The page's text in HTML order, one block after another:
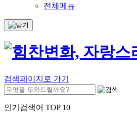
전체메뉴
검색페이지로 가기
인기검색어 TOP 10